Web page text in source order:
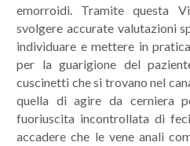
emorroidi. Tramite questa
svolgere accurate valutazioni
individuare e mettere in
per la guarigione del
cuscinetti che si trovano nel
quella di agire da cerniera
fuoriuscita incontrollata di
accadere che le vene anali